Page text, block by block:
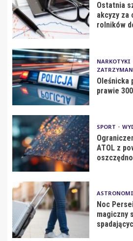
Ostatnia
akcyzy za
rolników
NARKOTYKI
Oleśnicka
prawie
SPORT
ATOL z
Noc
magiczny